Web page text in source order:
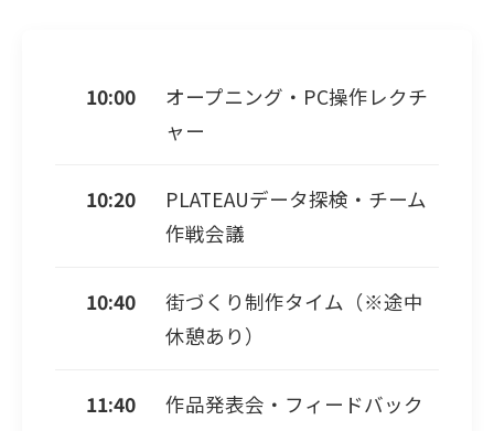
10:00
オープニング・PC操作レクチ
ャー
10:20
PLATEAUデータ探検・チーム
作戦会議
10:40
街づくり制作タイム（※途中
休憩あり）
11:40 作品発表会・フィードバック